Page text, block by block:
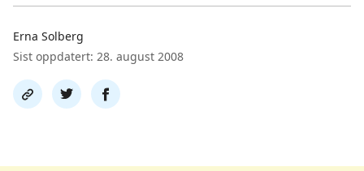
Erna Solberg
Sist oppdatert: 28. august 2008
Del
link
Del
på
Del
på